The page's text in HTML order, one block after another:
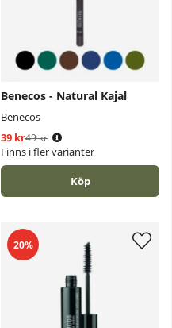
Benecos - Natural Kajal
Benecos
39 kr
Ordinarie pris:
49 kr
Finns i fler varianter
Köp
20%